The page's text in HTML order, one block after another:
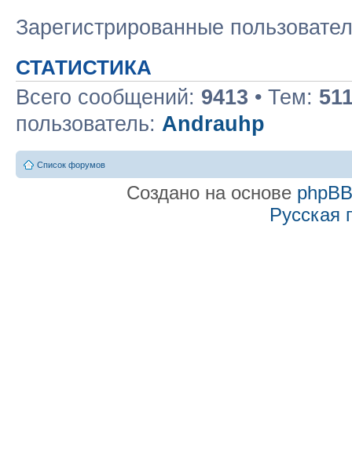
Зарегистрированные
СТАТИСТИКА
Всего сообщений: 9413 • Тем:
пользователь: Andrauhp
Список форумов
Создано на основе phpBB
Русская